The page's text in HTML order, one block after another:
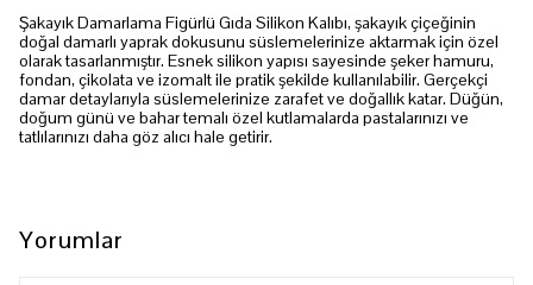
Şakayık Damarlama Figürlü Gıda Silikon Kalıbı, şakayık çiçeğinin
doğal damarlı yaprak dokusunu süslemelerinize aktarmak için özel
olarak tasarlanmıştır. Esnek silikon yapısı sayesinde şeker hamuru,
fondan, çikolata ve izomalt ile pratik şekilde kullanılabilir. Gerçekçi
damar detaylarıyla süslemelerinize zarafet ve doğallık katar. Düğün,
doğum günü ve bahar temalı özel kutlamalarda pastalarınızı ve
tatlılarınızı daha göz alıcı hale getirir.
Yorumlar